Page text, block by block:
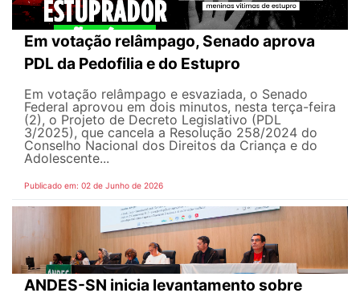
Em votação relâmpago, Senado aprova
PDL da Pedofilia e do Estupro
Em votação relâmpago e esvaziada, o Senado
Federal aprovou em dois minutos, nesta terça-feira
(2), o Projeto de Decreto Legislativo (PDL
3/2025), que cancela a Resolução 258/2024 do
Conselho Nacional dos Direitos da Criança e do
Adolescente...
Publicado em: 02 de Junho de 2026
ANDES-SN inicia levantamento sobre